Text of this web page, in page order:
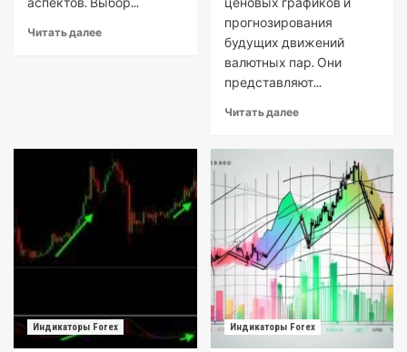
Читать далее
прогнозирования
будущих движений
валютных пар. Они
представляют...
Читать далее
Индикаторы Forex Индикаторы Forex